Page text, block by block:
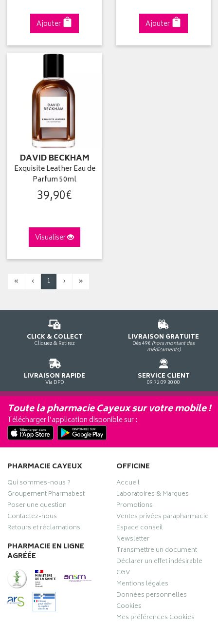
Ajouter Ajouter
DAVID BECKHAM
Exquisite Leather Eau de
Parfum 50ml
39,90€
Visualiser
« ‹ 1 › »
CLICK & COLLECT
Cliquez & Retirez
LIVRAISON GRATUITE
Dès 49€ (hors montant des
médicaments)
LIVRAISON RAPIDE
Via DPD
SERVICE CLIENT
09 72 09 30 00
Toute la pharmacie Cayeux sur votre mobile !
Télécharger l’application disponible sur :
PHARMACIE CAYEUX
Qui sommes-nous ?
Groupement Pharmabest
Poser une question
Contactez-nous
Retours et réclamations
PHARMACIE EN LIGNE
AGRÉÉE
OFFICINE
Accueil
Laboratoires & Marques
Promotions
Ventes privées parapharmacie
Espace conseil
Newsletter
Transmettre un document
Déclarer un effet indésirable
CGV
Mentions légales
Données personnelles
Cookies
Mes préférences Cookies